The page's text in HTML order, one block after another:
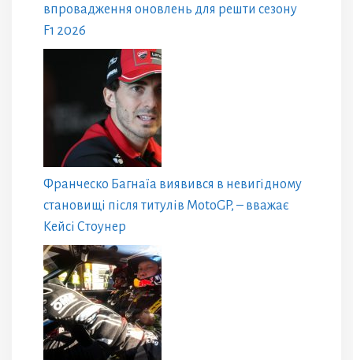
впровадження оновлень для решти сезону
F1 2026
Франческо Багнаїа виявився в невигідному
становищі після титулів MotoGP, – вважає
Кейсі Стоунер